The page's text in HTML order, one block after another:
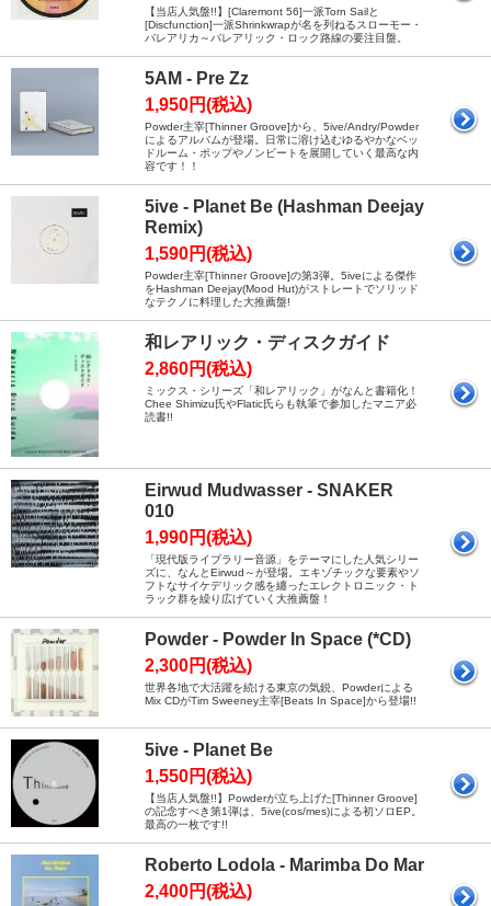
【当店人気盤!!】[Claremont 56]一派Torn Sailと
[Discfunction]一派Shrinkwrapが名を列ねるスローモー・
バレアリカ～バレアリック・ロック路線の要注目盤。
5AM - Pre Zz
1,950円(税込)
Powder主宰[Thinner Groove]から、5ive/Andry/Powder
によるアルバムが登場。日常に溶け込むゆるやかなベッ
ドルーム・ポップやノンビートを展開していく最高な内
容です！！
5ive - Planet Be (Hashman Deejay
Remix)
1,590円(税込)
Powder主宰[Thinner Groove]の第3弾。5iveによる傑作
をHashman Deejay(Mood Hut)がストレートでソリッド
なテクノに料理した大推薦盤!
和レアリック・ディスクガイド
2,860円(税込)
ミックス・シリーズ「和レアリック」がなんと書籍化！
Chee Shimizu氏やFlatic氏らも執筆で参加したマニア必
読書!!
Eirwud Mudwasser - SNAKER
010
1,990円(税込)
「現代版ライブラリー音源」をテーマにした人気シリー
ズに、なんとEirwud～が登場。エキゾチックな要素やソ
フトなサイケデリック感を纏ったエレクトロニック・ト
ラック群を繰り広げていく大推薦盤！
Powder - Powder In Space (*CD)
2,300円(税込)
世界各地で大活躍を続ける東京の気鋭、Powderによる
Mix CDがTim Sweeney主宰[Beats In Space]から登場!!
5ive - Planet Be
1,550円(税込)
【当店人気盤!!】Powderが立ち上げた[Thinner Groove]
の記念すべき第1弾は、5ive(cos/mes)による初ソロEP。
最高の一枚です!!
Roberto Lodola - Marimba Do Mar
2,400円(税込)